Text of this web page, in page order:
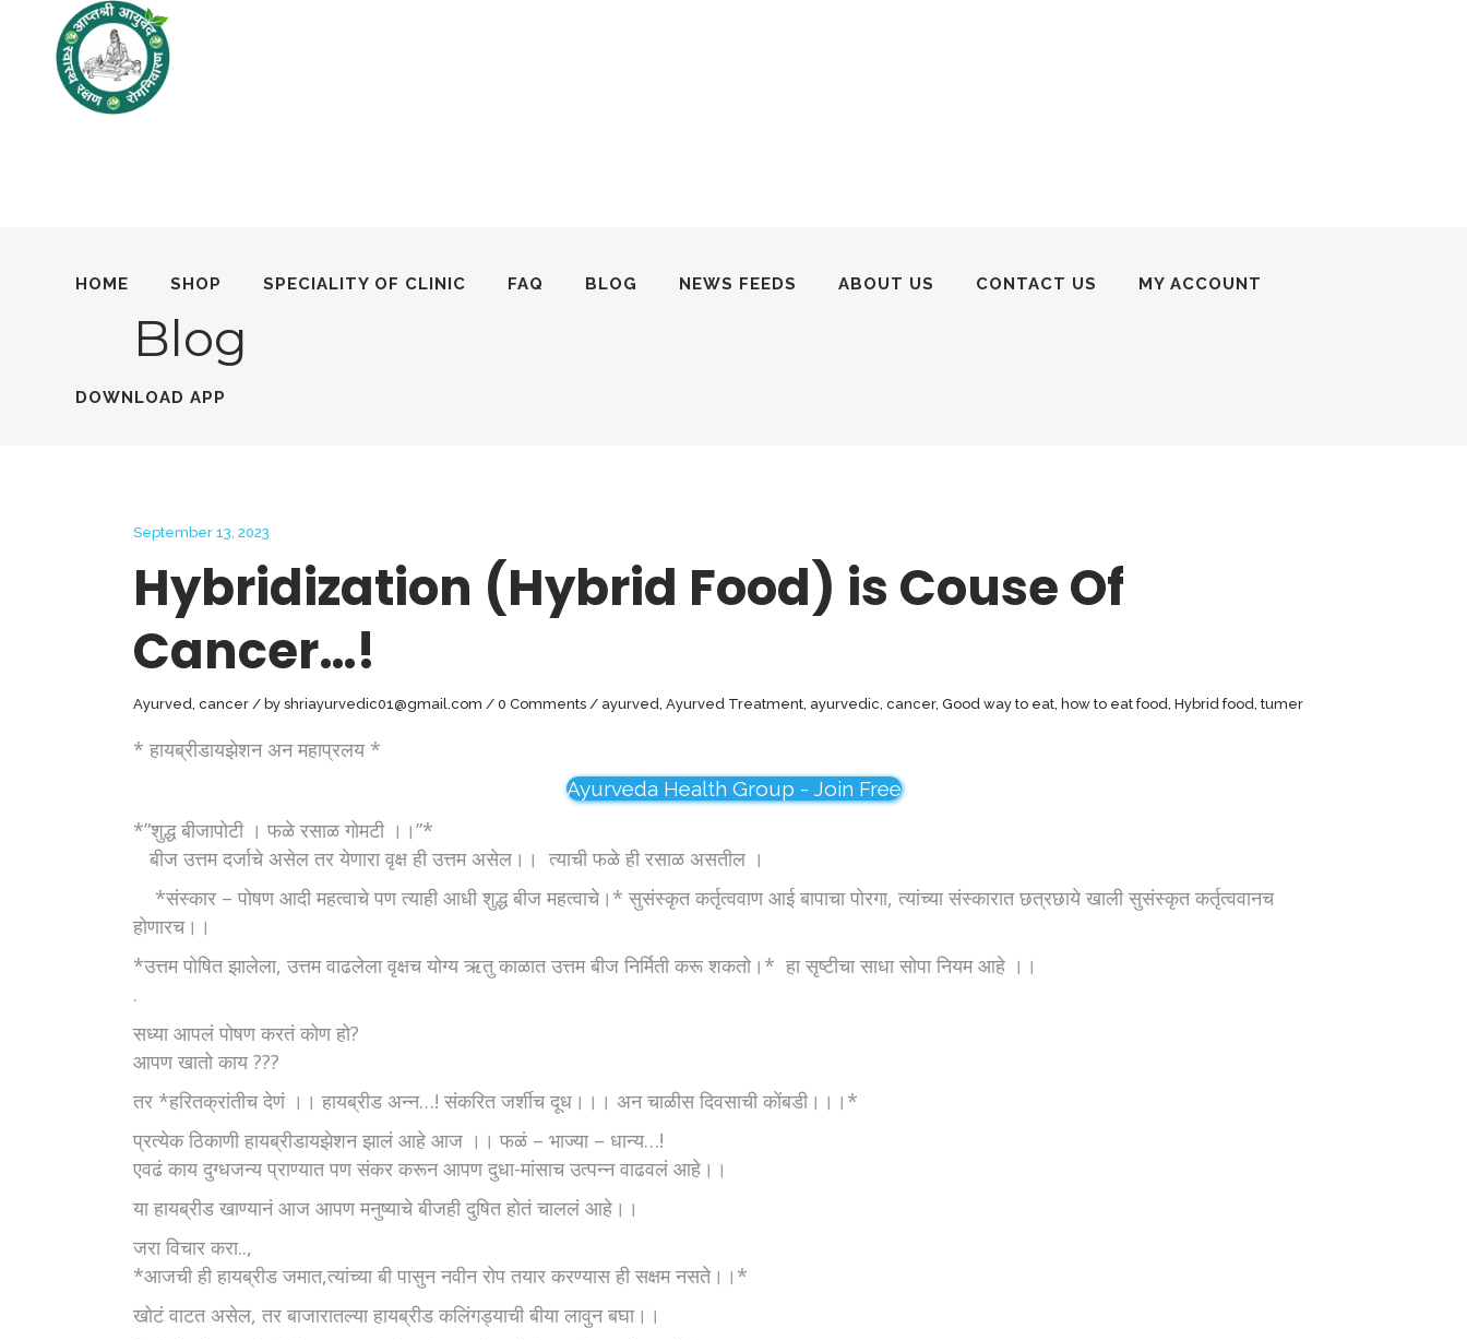
HOME SHOP SPECIALITY OF CLINIC FAQ BLOG NEWS FEEDS ABOUT US CONTACT US MY ACCOUNT
DOWNLOAD APP
Blog
September 13, 2023
Hybridization (Hybrid Food) is Couse Of
Cancer…!
Ayurved, cancer by shriayurvedic01@gmail.com 0 Comments ayurved, Ayurved Treatment, ayurvedic, cancer, Good way to eat, how to eat food, Hybrid food, tumer
* हायब्रीडायझेशन अन महाप्रलय *
Ayurveda Health Group - Join Free
*”शुद्ध बीजापोटी । फळे रसाळ गोमटी ।।”*
बीज उत्तम दर्जाचे असेल तर येणारा वृक्ष ही उत्तम असेल।। त्याची फळे ही रसाळ असतील ।
*संस्कार – पोषण आदी महत्वाचे पण त्याही आधी शुद्ध बीज महत्वाचे।* सुसंस्कृत कर्तृत्ववाण आई बापाचा पोरगा, त्यांच्या संस्कारात छत्रछाये खाली सुसंस्कृत कर्तृत्ववानच
होणारच।।
*उत्तम पोषित झालेला, उत्तम वाढलेला वृक्षच योग्य ऋतु काळात उत्तम बीज निर्मिती करू शकतो।* हा सृष्टीचा साधा सोपा नियम आहे ।।
.
सध्या आपलं पोषण करतं कोण हो?
आपण खातो काय ???
तर *हरितक्रांतीच देणं ।। हायब्रीड अन्न…! संकरित जर्शीच दूध।।। अन चाळीस दिवसाची कोंबडी।।।*
प्रत्येक ठिकाणी हायब्रीडायझेशन झालं आहे आज ।। फळं – भाज्या – धान्य…!
एवढं काय दुग्धजन्य प्राण्यात पण संकर करून आपण दुधा-मांसाच उत्पन्न वाढवलं आहे।।
या हायब्रीड खाण्यानं आज आपण मनुष्याचे बीजही दुषित होतं चाललं आहे।।
जरा विचार करा..,
*आजची ही हायब्रीड जमात,त्यांच्या बी पासुन नवीन रोप तयार करण्यास ही सक्षम नसते।।*
खोटं वाटत असेल, तर बाजारातल्या हायब्रीड कलिंगड्याची बीया लावुन बघा।।